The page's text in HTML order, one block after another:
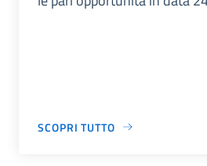
SCOPRI TUTTO